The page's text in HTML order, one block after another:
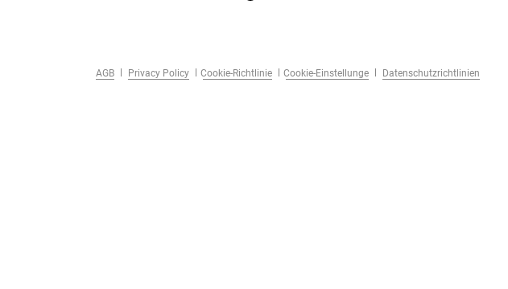
AGB Privacy Policy Cookie-Richtlinie Cookie-Einstellunge Datenschutzrichtlinien